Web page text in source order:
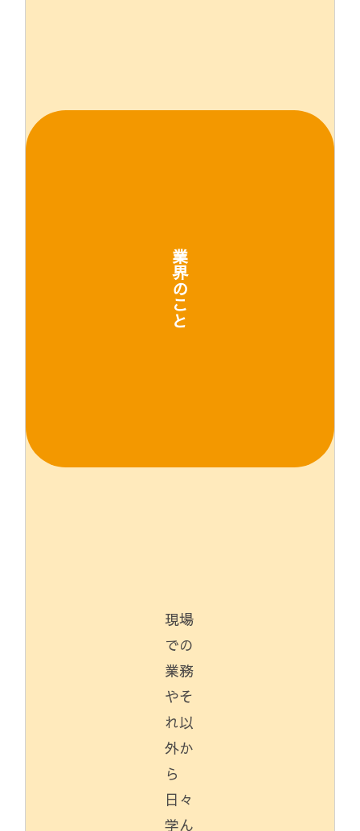
業
界
の
こ
と
現場
での
業務
やそ
れ以
外か
ら
日々
学ん